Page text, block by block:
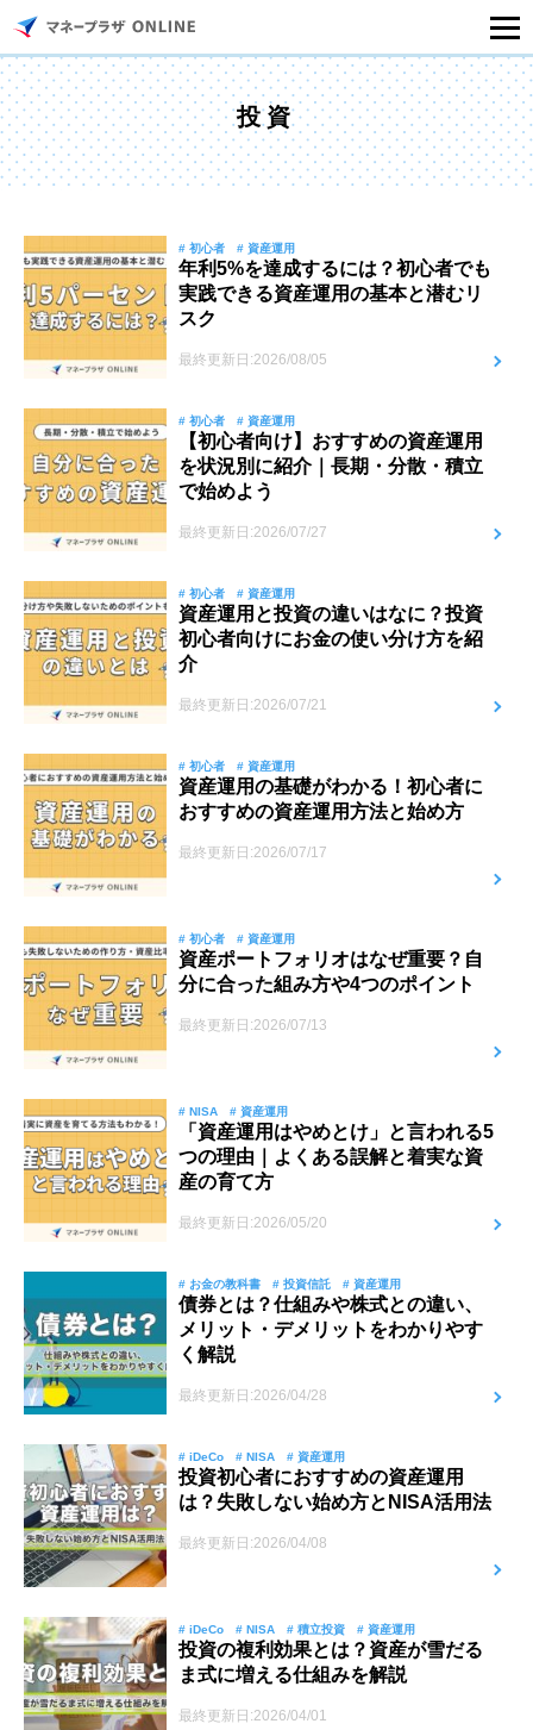
マネープラザONLINEとは
住宅ローンシミュレーション
住宅ローンのご相談
住宅ローンご相談店舗一覧
セミナー情報
投資
# 初心者 # 資産運用
年利5%を達成するには？初心者でも
実践できる資産運用の基本と潜むリ
スク
最終更新日:2026/08/05
# 初心者 # 資産運用
【初心者向け】おすすめの資産運用
を状況別に紹介｜長期・分散・積立
で始めよう
最終更新日:2026/07/27
# 初心者 # 資産運用
資産運用と投資の違いはなに？投資
初心者向けにお金の使い分け方を紹
介
最終更新日:2026/07/21
# 初心者 # 資産運用
資産運用の基礎がわかる！初心者に
おすすめの資産運用方法と始め方
最終更新日:2026/07/17
# 初心者 # 資産運用
資産ポートフォリオはなぜ重要？自
分に合った組み方や4つのポイント
最終更新日:2026/07/13
# NISA # 資産運用
「資産運用はやめとけ」と言われる5
つの理由｜よくある誤解と着実な資
産の育て方
最終更新日:2026/05/20
# お金の教科書 # 投資信託 # 資産運用
債券とは？仕組みや株式との違い、
メリット・デメリットをわかりやす
く解説
最終更新日:2026/04/28
# iDeCo # NISA # 資産運用
投資初心者におすすめの資産運用
は？失敗しない始め方とNISA活用法
最終更新日:2026/04/08
# iDeCo # NISA # 積立投資 # 資産運用
投資の複利効果とは？資産が雪だる
ま式に増える仕組みを解説
最終更新日:2026/04/01